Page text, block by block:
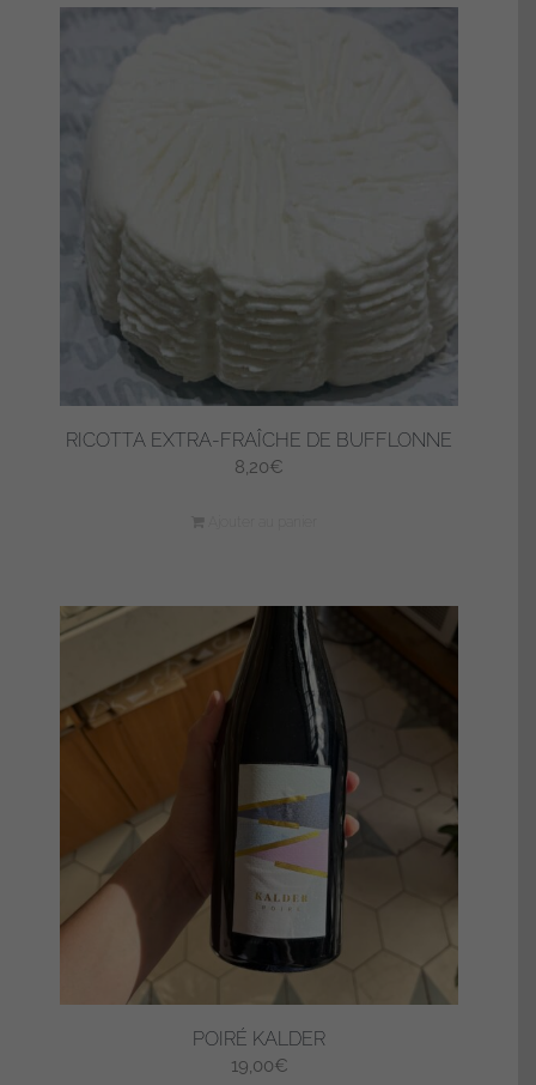
RICOTTA EXTRA-FRAÎCHE DE BUFFLONNE
8,20€
POIRÉ KALDER
19,00€